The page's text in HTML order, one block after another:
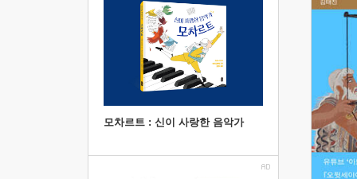
모차르트 : 신이 사랑한 음악가